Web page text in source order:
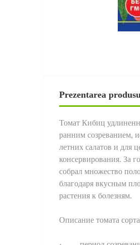
Prezentarea
Томат Кибиц
ранним созреванием,
летних салатов и для
консервирования. За
собрал множество
благодаря вкусным
растения к болезням.
Описание томата